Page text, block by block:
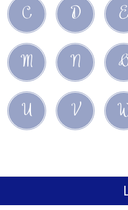
C D E
M N
U V